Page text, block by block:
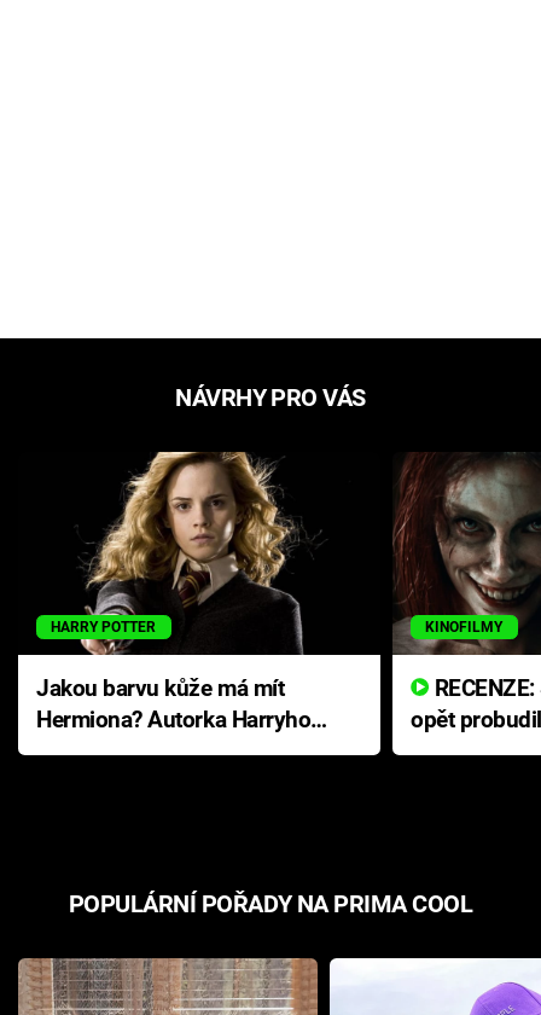
NÁVRHY PRO VÁS
HARRY POTTER
Jakou barvu kůže má mít
Hermiona? Autorka Harryho
Pottera přišla s ráznou
KINOFILMY
opět
přichází s
POPULÁRNÍ POŘADY NA PRIMA COOL